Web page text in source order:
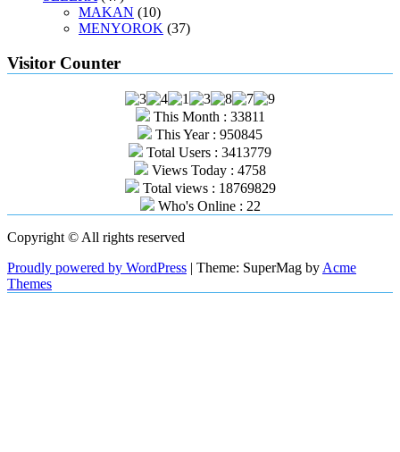
MAKAN (10)
MENYOROK (37)
Visitor Counter
This Month : 33811
This Year : 950845
Total Users : 3413779
Views Today : 4758
Total views : 18769829
Who's Online : 22
Copyright © All rights reserved
Proudly powered by WordPress | Theme: SuperMag by Acme
Themes